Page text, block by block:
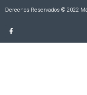
Derechos Reservados © 2022